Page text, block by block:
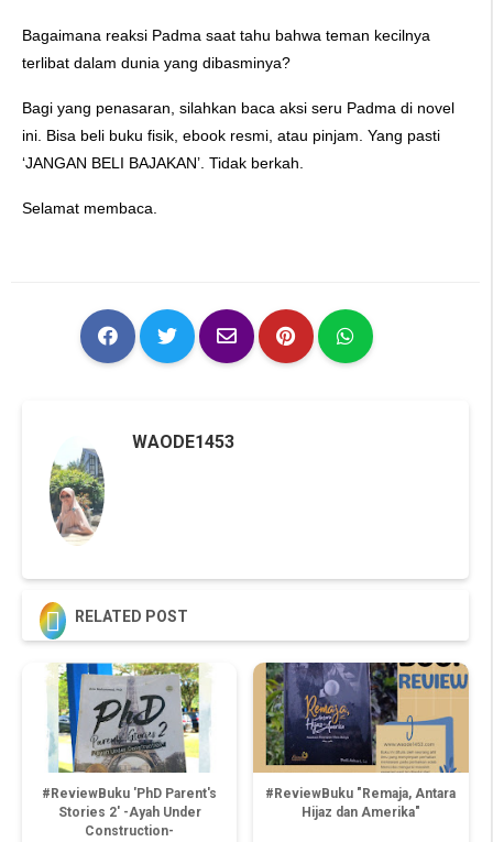
Bagaimana reaksi Padma saat tahu bahwa teman kecilnya
terlibat dalam dunia yang dibasminya?
Bagi yang penasaran, silahkan baca aksi seru Padma di novel
ini. Bisa beli buku fisik, ebook resmi, atau pinjam. Yang pasti
‘JANGAN BELI BAJAKAN’. Tidak berkah.
Selamat membaca.
WAODE1453
 RELATED POST
#ReviewBuku 'PhD Parent's
Stories 2' -Ayah Under
Construction-
#ReviewBuku "Remaja, Antara
Hijaz dan Amerika"